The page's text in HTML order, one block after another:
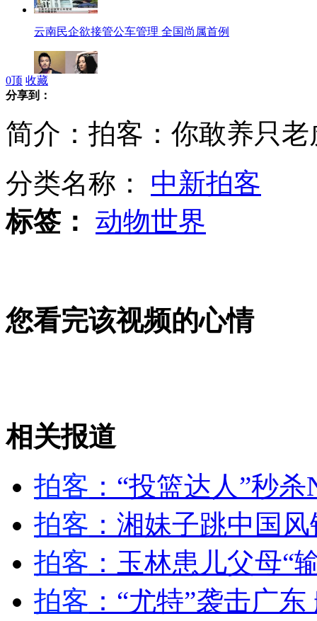
云南民企欲接管公车管理 全国尚属首例
周迅谈谢霆锋：只是朋友
直击“耳聪工程”手术
男子上山采灵芝意外挖到九株人参
周迅称跟谢只是朋友 曝男方打电话全京腔
山西运城恶犬咬伤多人 警民合力深夜将其击毙
女孩北京地铁殴打老人 痛下狠手拳打脚踢
外交部：反对强权政治霸凌主义
0顶 收藏
分享到：
简介：拍客：你敢养只
分类名称： 中新拍客
标签： 动物世界
您看完该视频的心情
相关报道
拍客 ：“投篮达人”秒
拍客 ：湘妹子跳中国
拍客 ：玉林患儿父母“
拍客 ：“尤特”袭击广